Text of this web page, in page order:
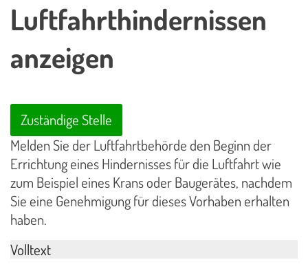
Luftfahrthindernissen
anzeigen
Zuständige Stelle
Melden Sie der Luftfahrtbehörde den Beginn der
Errichtung eines Hindernisses für die Luftfahrt wie
zum Beispiel eines Krans oder Baugerätes, nachdem
Sie eine Genehmigung für dieses Vorhaben erhalten
haben.
Volltext